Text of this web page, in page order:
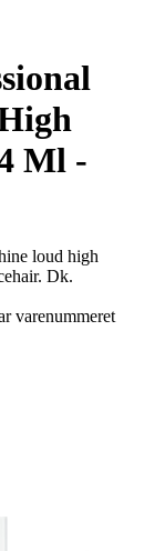
Ml -
loud high
Dk.
varenummeret